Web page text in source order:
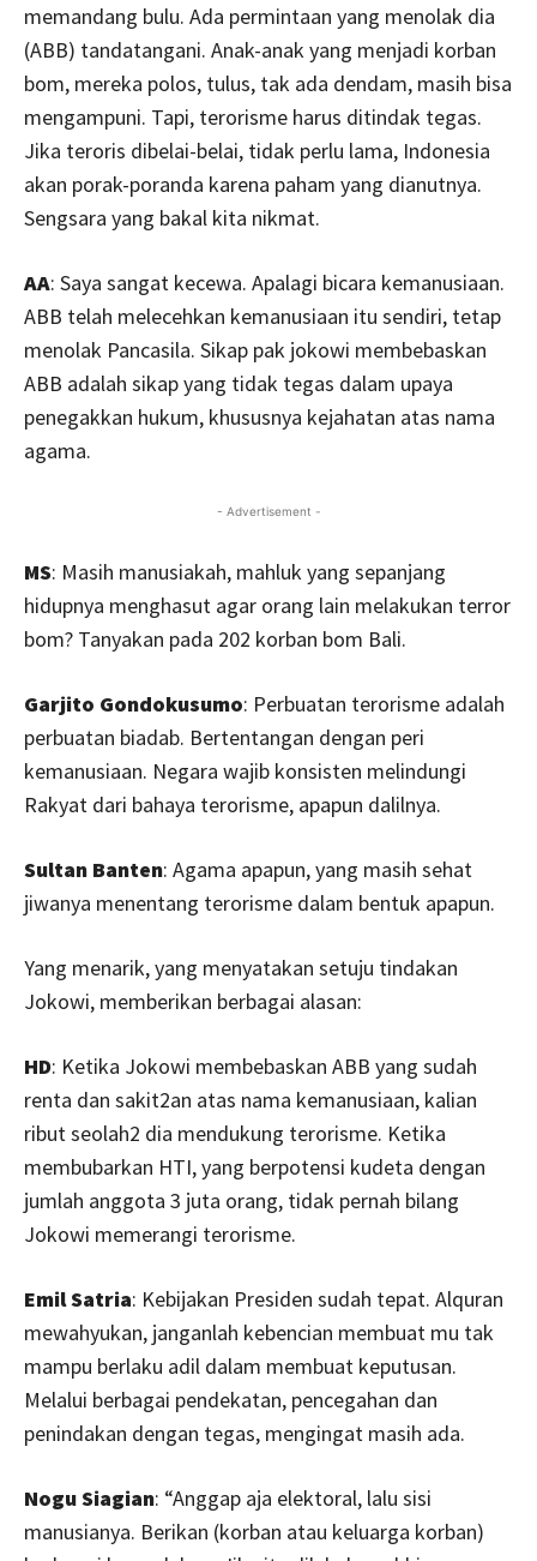
memandang bulu. Ada permintaan yang menolak dia
(ABB) tandatangani. Anak-anak yang menjadi korban
bom, mereka polos, tulus, tak ada dendam, masih bisa
mengampuni. Tapi, terorisme harus ditindak tegas.
Jika teroris dibelai-belai, tidak perlu lama, Indonesia
akan porak-poranda karena paham yang dianutnya.
Sengsara yang bakal kita nikmat.
AA: Saya sangat kecewa. Apalagi bicara kemanusiaan.
ABB telah melecehkan kemanusiaan itu sendiri, tetap
menolak Pancasila. Sikap pak jokowi membebaskan
ABB adalah sikap yang tidak tegas dalam upaya
penegakkan hukum, khususnya kejahatan atas nama
agama.
- Advertisement -
MS: Masih manusiakah, mahluk yang sepanjang
hidupnya menghasut agar orang lain melakukan terror
bom? Tanyakan pada 202 korban bom Bali.
Garjito Gondokusumo: Perbuatan terorisme adalah
perbuatan biadab. Bertentangan dengan peri
kemanusiaan. Negara wajib konsisten melindungi
Rakyat dari bahaya terorisme, apapun dalilnya.
Sultan Banten: Agama apapun, yang masih sehat
jiwanya menentang terorisme dalam bentuk apapun.
Yang menarik, yang menyatakan setuju tindakan
Jokowi, memberikan berbagai alasan:
HD: Ketika Jokowi membebaskan ABB yang sudah
renta dan sakit2an atas nama kemanusiaan, kalian
ribut seolah2 dia mendukung terorisme. Ketika
membubarkan HTI, yang berpotensi kudeta dengan
jumlah anggota 3 juta orang, tidak pernah bilang
Jokowi memerangi terorisme.
Emil Satria: Kebijakan Presiden sudah tepat. Alquran
mewahyukan, janganlah kebencian membuat mu tak
mampu berlaku adil dalam membuat keputusan.
Melalui berbagai pendekatan, pencegahan dan
penindakan dengan tegas, mengingat masih ada.
Nogu Siagian: “Anggap aja elektoral, lalu sisi
manusianya. Berikan (korban atau keluarga korban)